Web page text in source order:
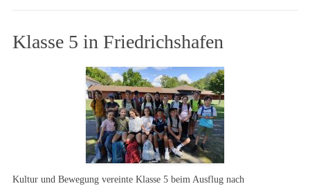
Klasse 5 in Friedrichshafen
Kultur und Bewegung vereinte Klasse 5 beim Ausflug nach